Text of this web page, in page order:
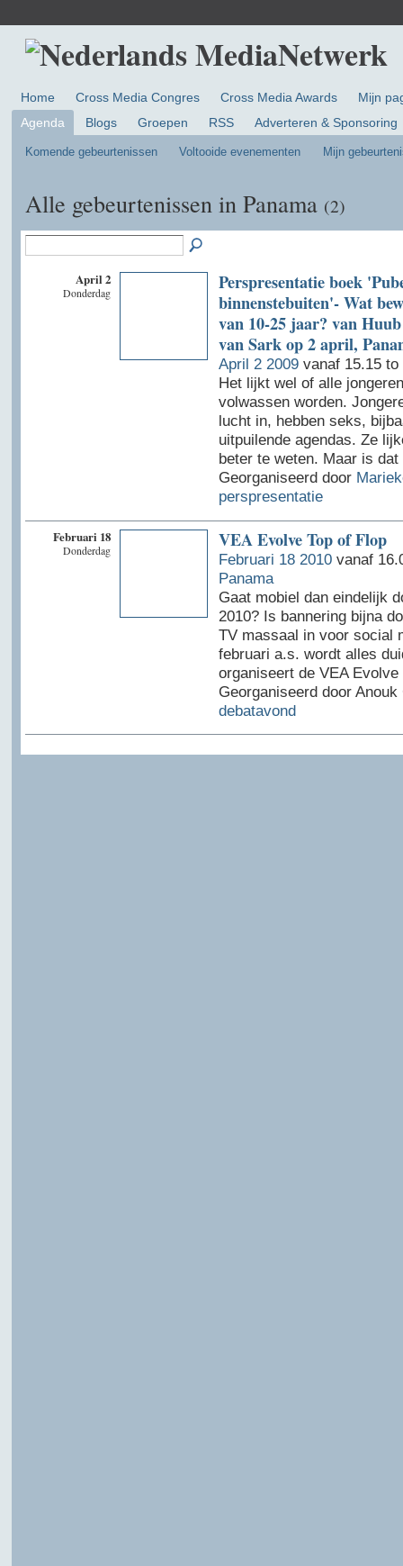
Home Cross Media Congres Cross Media Awards
Mijn
Agenda
Blogs Groepen RSS Adverteren & Sponsoring
Komende gebeurtenissen Voltooide evenementen Mijn
Alle gebeurtenissen in Panama (2)
April 2
Donderdag
Perspresentatie boek
binnenstebuiten'- Wat
van 10-25 jaar? van
van Sark op 2 april,
April 2 2009vanaf 15.15 to
Het lijkt wel of alle
volwassen worden.
lucht in, hebben seks,
uitpuilende agendas. Ze
beter te weten. Maar is dat
Georganiseerd door
perspresentatie
Februari 18
Donderdag VEA Evolve Top of Flop
Februari 18 2010vanaf
Panama
Gaat mobiel dan eindelijk
2010? Is bannering bijna
TV massaal in voor social
februari a.s. wordt alles
organiseert de VEA
Georganiseerd door
debatavond